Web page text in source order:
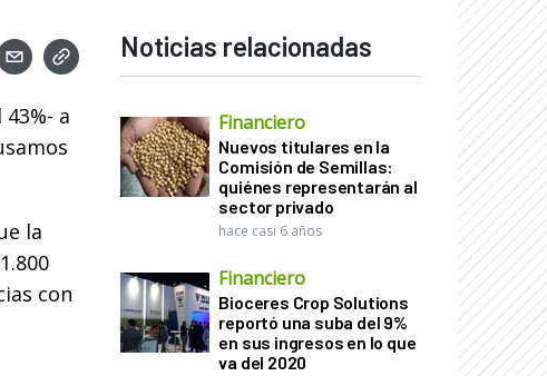
a
la
con
Noticias relacionadas
Financiero
Nuevos titulares en la
Comisión de Semillas:
quiénes representarán al
sector privado
hace casi 6 años
Financiero
Bioceres Crop Solutions
reportó una suba del 9%
en sus ingresos en lo que
va del 2020